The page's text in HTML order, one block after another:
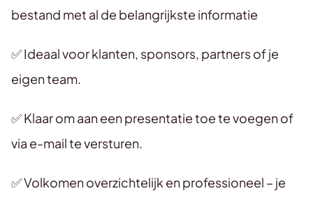
bestand met al de belangrijkste informatie
✅ Ideaal voor klanten, sponsors, partners of je
eigen team.
✅ Klaar om aan een presentatie toe te voegen of
via e-mail te versturen.
✅ Volkomen overzichtelijk en professioneel – je